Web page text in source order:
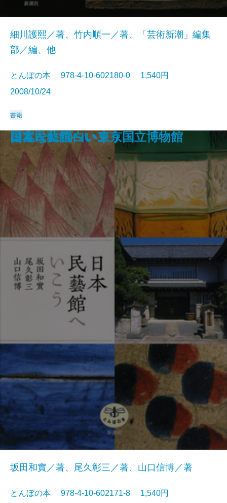
東京のミュージアム100
直島 瀬戸内アートの楽園
細川家の700年 永青文庫の至宝
細川護熙／著、竹内順一／著、「芸術新潮」編集
部／編、他
とんぼの本 978-4-10-602180-0 1,540円
2008/10/24
書籍
日本民藝館へいこう
坂田和實／著、尾久彰三／著、山口信博／著
とんぼの本 978-4-10-602171-8 1,540円
こんなに面白い東京国立博物館
国宝